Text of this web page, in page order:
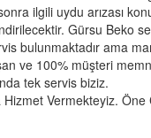
ilgili uydu arızası
Gürsu Beko
bulunmaktadır ama
ve 100% müşteri
tek servis biziz.
Vermekteyiz. Öne